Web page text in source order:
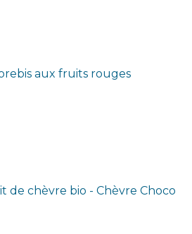
aux fruits rouges
de chèvre bio - Chèvre Choco